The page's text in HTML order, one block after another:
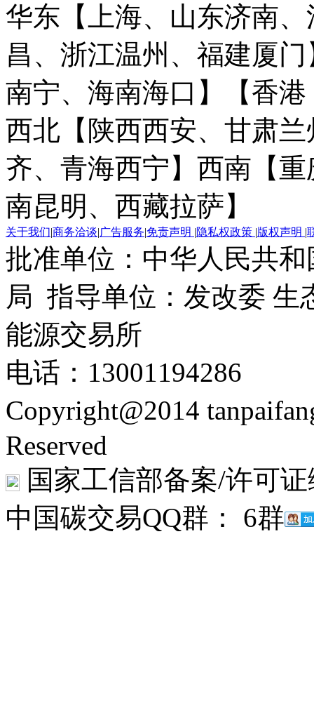
华东【上海、山东济南
昌、浙江温州、福建厦门
南宁、海南海口】
【香
西北【陕西西安、甘肃
齐、青海西宁】 西南【
南昆明、西藏拉萨】
关于我们|商务洽谈|广告服务|免责声明 |隐私权政策 |版权声明 |
批准单位：中华人民共
局 指导单位：发改委 生
能源交易所
电话：13001194286
Copyright@2014
Reserved
国家工信部备案/许可
中国碳交易QQ群： 6群